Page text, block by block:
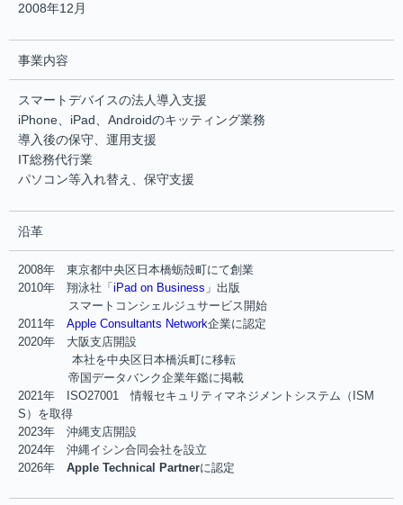
2008年12月
事業内容
スマートデバイスの法人導入支援
iPhone、iPad、Androidのキッティング業務
導入後の保守、運用支援
IT総務代行業
パソコン等入れ替え、保守支援
沿革
2008年 東京都中央区日本橋蛎殻町にて創業
2010年 翔泳社「 iPad on Business 」出版
スマートコンシェルジュサービス開始
2011年 Apple Consultants Network企業に認定
2020年 大阪支店開設
本社を中央区日本橋浜町に移転
帝国データバンク企業年鑑に掲載
2021年 ISO27001 情報セキュリティマネジメントシステム（ISM
S）を取得
2023年 沖縄支店開設
2024年 沖縄イシン合同会社を設立
2026年 Apple Technical Partnerに認定